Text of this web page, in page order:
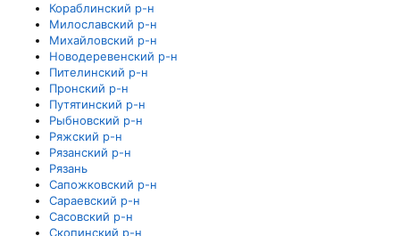
Кораблинский р-н
Милославский р-н
Михайловский р-н
Новодеревенский р-н
Пителинский р-н
Пронский р-н
Путятинский р-н
Рыбновский р-н
Ряжский р-н
Рязанский р-н
Рязань
Сапожковский р-н
Сараевский р-н
Сасовский р-н
Скопинский р-н